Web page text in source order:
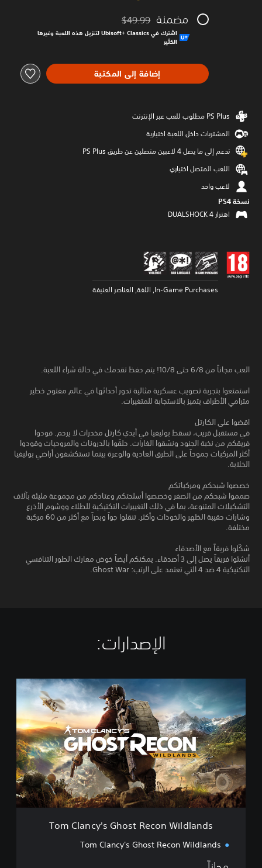
مضمنة مخصوم من السعر الأصلي البالغ $49.99‏
$49.99
اشترك في Ubisoft+‎ Classics لتنزيل هذه اللعبة وغيرها
الكثير
إضافة إلى المكتبة
المشتريات داخل اللعبة اختيارية
تدعم إلى ما يصل 4 لاعبين متصلين عن طريق PS Plus‏
اللعب المتصل اختياري
لاعب واحد
نسخة PS4‏
اهتزاز DUALSHOCK 4‏
In-Game Purchases, اللغة, العناصر العنيفة
العب مجاناً من 6/8 حتى 10/8! يتم حفظ تقدمك في حالة شراء اللعبة.
استمتعوا بتجربة تصويب عسكرية مثالية تدور أحداثها في عالم مفتوح خطير
مترامي الأطراف يتميز بالاستجابة للمتغيرات.
اقضوا على الكارتل
في مستقبل قريب، تسقط بوليفيا في أيدي كارتل مخدرات لا يرحم. قودوا
فريقكم من نخبة الجنود ونسّقوا الغارات. حلقّوا بالدرونات والمروحيات وقودوا
أكثر المركبات جموحاً على الطرق العادية والوعرة بينما تستكشفون أراضي بوليفيا
الخلابة.
خصصوا شبحكم ومركباتكم
صمموا شبحكم من الصفر وخصصوا أسلحتكم وعتادكم من مجموعة مليئة بآلاف
التشكيلات المتنوعة، بما في ذلك التغييرات التكتيكية للطلاء ووشوم الأذرع
وشارات حقيبة الظهر والخوذات وأكثر. تنقلوا جواً وبحراً مع أكثر من 60 مركبة
مختلفة.
شكّلوا فريقاً مع الأصدقاء
أنشئوا فريقاً يصل إلى 3 أصدقاء. يمكنكم أيضاً خوض معارك الطور التنافسي
التكتيكية 4 ضد 4 التي تعتمد على الرتب: Ghost War.
الإصدارات:‏
m
C
l
a
n
c
y
'
G
Tom Clancy's Ghost Recon Wildlands
Tom Clancy's Ghost Recon Wildlands